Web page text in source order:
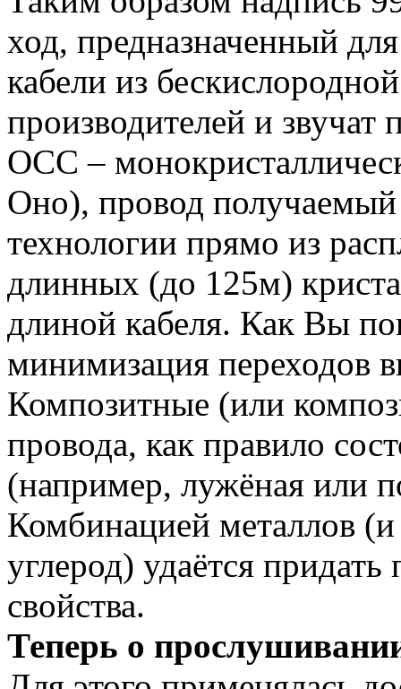
ход, предназначенный
кабели из
производителей и звучат
OСC –
Оно), провод
технологии прямо из
длинных (до 125м)
длиной кабеля. Как Вы
минимизация переходов
Композитные (или
провода, как правило
(например, лужёная или
Комбинацией металлов
углерод) удаётся
свойства.
Теперь о